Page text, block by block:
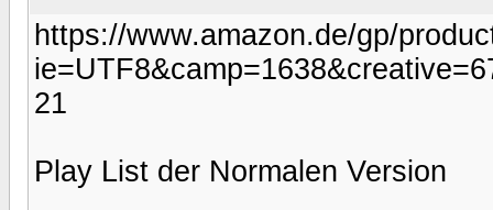
https://www.amazon.de/gp/
21
Play List der Normalen Version